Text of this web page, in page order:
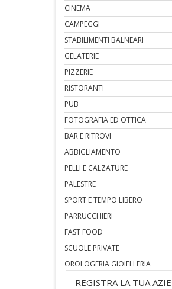
CINEMA
CAMPEGGI
STABILIMENTI BALNEARI
GELATERIE
PIZZERIE
RISTORANTI
PUB
FOTOGRAFIA ED OTTICA
BAR E RITROVI
ABBIGLIAMENTO
PELLI E CALZATURE
PALESTRE
SPORT E TEMPO LIBERO
PARRUCCHIERI
FAST FOOD
SCUOLE PRIVATE
OROLOGERIA GIOIELLERIA
REGISTRA LA TUA